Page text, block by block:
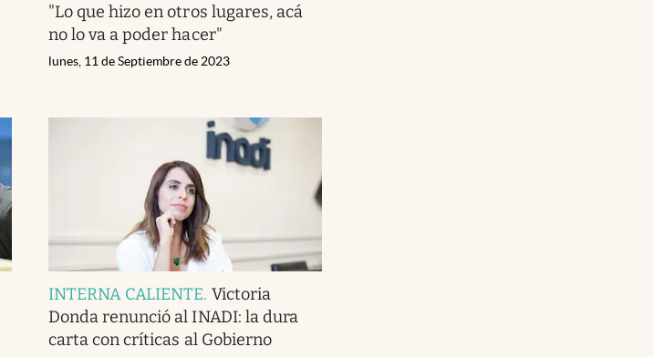
"Lo que hizo en otros lugares, acá
no lo va a poder hacer"
lunes, 11 de Septiembre de 2023
INTERNA CALIENTE. Victoria
Donda renunció al INADI: la dura
carta con críticas al Gobierno